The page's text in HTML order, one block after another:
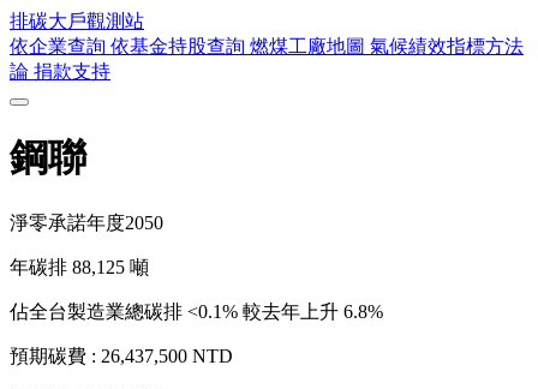
排碳大戶觀測站
依企業查詢 依基金持股查詢 燃煤工廠地圖 氣候績效指標方法
論 捐款支持
鋼聯
淨零承諾年度2050
年碳排 88,125 噸
佔全台製造業總碳排 <0.1% 較去年上升 6.8%
預期碳費 : 26,437,500 NTD